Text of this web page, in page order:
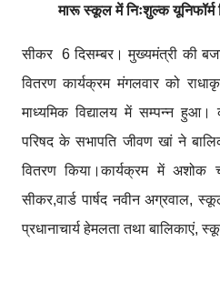
मारू स्कूल में निःशुल्क
सीकर 6 दिसम्बर। मुख्यमंत्री की
वितरण कार्यक्रम मंगलवार को
माध्यमिक विद्यालय में सम्पन्न
परिषद के सभापति जीवण खां ने
वितरण किया।कार्यक्रम में अशोक
सीकर,वार्ड पार्षद नवीन अग्रवाल,
प्रधानाचार्य हेमलता तथा बालिकाएं,